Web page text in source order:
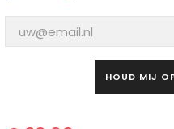
HOUD MIJ